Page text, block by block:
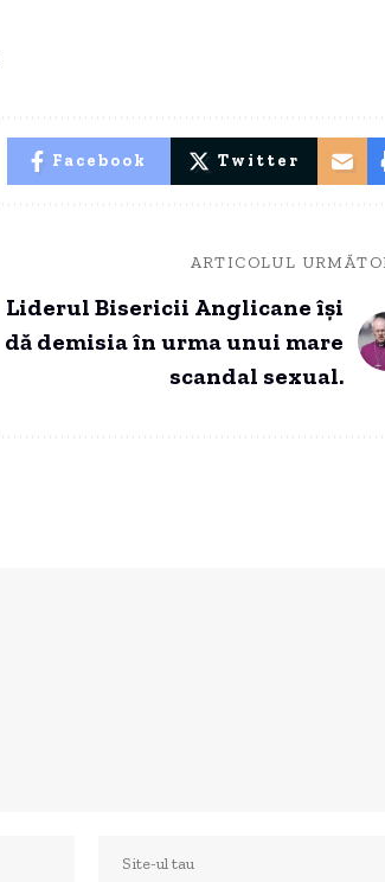
Facebook Twitter
ARTICOLUL
Liderul Bisericii Anglicane își
dă demisia în urma unui mare
scandal sexual.